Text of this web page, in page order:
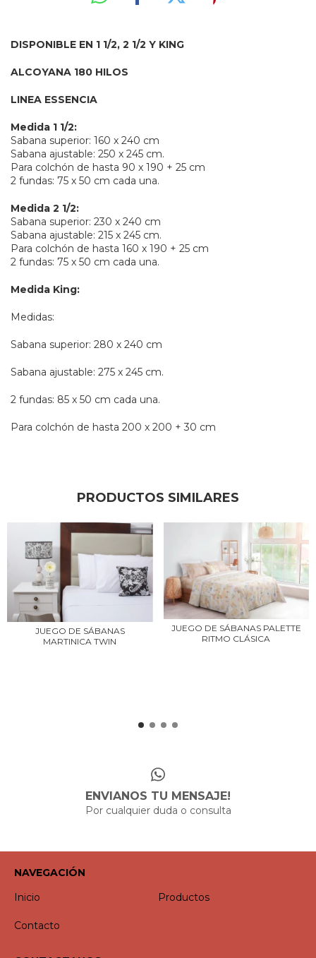
DISPONIBLE EN 1 1/2, 2 1/2 Y KING
ALCOYANA 180 HILOS
LINEA ESSENCIA
Medida 1 1/2:
Sabana superior: 160 x 240 cm
Sabana ajustable: 250 x 245 cm.
Para colchón de hasta 90 x 190 + 25 cm
2 fundas: 75 x 50 cm cada una.
Medida 2 1/2:
Sabana superior: 230 x 240 cm
Sabana ajustable: 215 x 245 cm.
Para colchón de hasta 160 x 190 + 25 cm
2 fundas: 75 x 50 cm cada una.
Medida King:
Medidas:
Sabana superior: 280 x 240 cm
Sabana ajustable: 275 x 245 cm.
2 fundas: 85 x 50 cm cada una.
Para colchón de hasta 200 x 200 + 30 cm
PRODUCTOS SIMILARES
JUEGO DE SÁBANAS
MARTINICA TWIN
JUEGO DE SÁBANAS PALETTE
RITMO CLÁSICA
ENVIANOS TU MENSAJE!
Por cualquier duda o consulta
NAVEGACIÓN
Inicio
Productos
Contacto